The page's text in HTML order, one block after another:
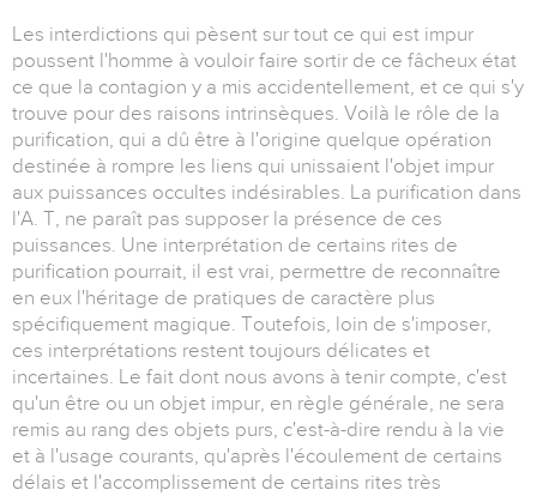
Les interdictions qui pèsent sur tout ce qui est impur
poussent l'homme à vouloir faire sortir de ce fâcheux état
ce que la contagion y a mis accidentellement, et ce qui s'y
trouve pour des raisons intrinsèques. Voilà le rôle de la
purification, qui a dû être à l'origine quelque opération
destinée à rompre les liens qui unissaient l'objet impur
aux puissances occultes indésirables. La purification dans
l'A. T, ne paraît pas supposer la présence de ces
puissances. Une interprétation de certains rites de
purification pourrait, il est vrai, permettre de reconnaître
en eux l'héritage de pratiques de caractère plus
spécifiquement magique. Toutefois, loin de s'imposer,
ces interprétations restent toujours délicates et
incertaines. Le fait dont nous avons à tenir compte, c'est
qu'un être ou un objet impur, en règle générale, ne sera
remis au rang des objets purs, c'est-à-dire rendu à la vie
et à l'usage courants, qu'après l'écoulement de certains
délais et l'accomplissement de certains rites très